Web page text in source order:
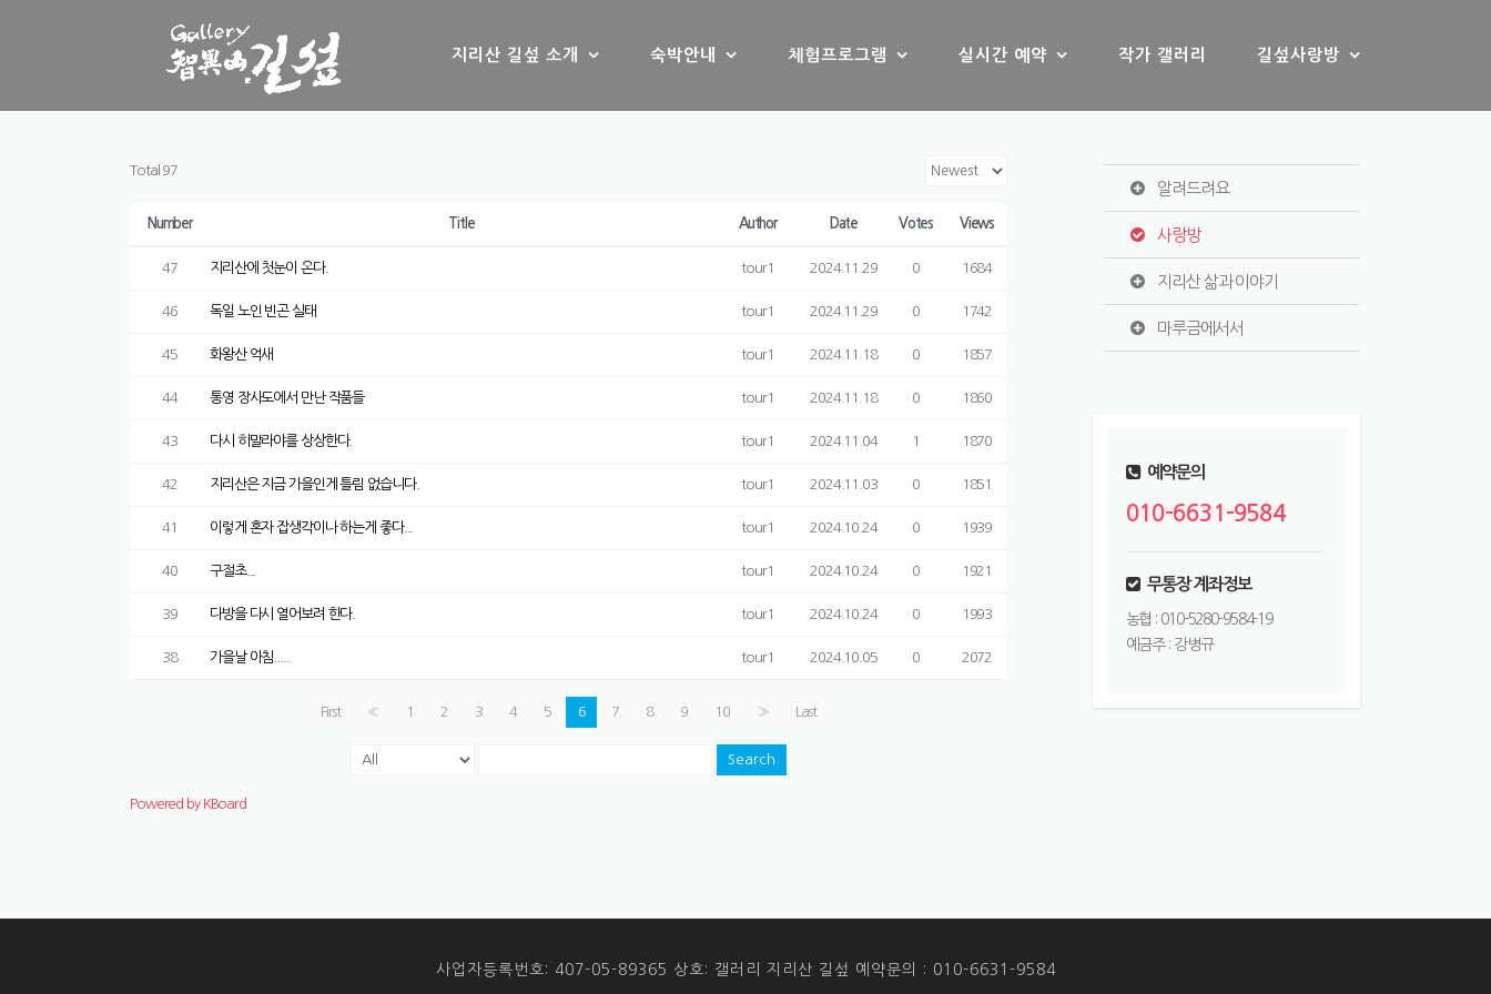
지리산 길섶 소개 숙박안내 체험프로그램 실시간 예약 작가 갤러리 길섶사랑방
Total 97
Number Title Author Date Votes Views
47 지리산에 첫눈이 온다. tour1 2024.11.29 0 1684
46 독일 노인 빈곤 실태 tour1 2024.11.29 0 1742
45 화왕산 억새 tour1 2024.11.18 0 1857
44 통영 장사도에서 만난 작품들 tour1 2024.11.18 0 1860
43 다시 히말라야를 상상한다. tour1 2024.11.04 1 1870
42 지리산은 지금 가을인게 틀림 없습니다. tour1 2024.11.03 0 1851
41 이렇게 혼자 잡생각이나 하는게 좋다... tour1 2024.10.24 0 1939
40 구절초... tour1 2024.10.24 0 1921
39 다방을 다시 열어보려 한다. tour1 2024.10.24 0 1993
38 가을날 아침..... tour1 2024.10.05 0 2072
First « 1 2 3 4 5 6 7 8 9 10 » Last
Search
Powered by KBoard
알려드려요
사랑방
지리산 삶과 이야기
마루금에서서
예약문의
010-6631-9584
무통장 계좌정보
농협 : 010-5280-9584-19
예금주 : 강병규
사업자등록번호: 407-05-89365 상호: 갤러리 지리산 길섶 예약문의 : 010-6631-9584